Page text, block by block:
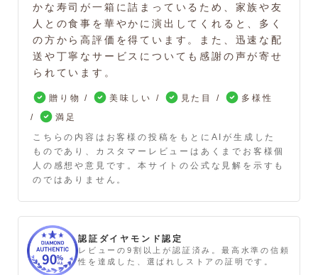
かな寿司が一箱に詰まっているため、家族や友
人との食事を華やかに演出してくれると、多く
の方から高評価を得ています。また、迅速な配
送や丁寧なサービスについても感謝の声が寄せ
られています。
贈り物 美味しい 見た目
多様性
満足
こちらの内容はお客様の投稿をもとにAIが生成した
ものであり、カスタマーレビューはあくまでお客様個
人の感想や意見です。本サイトの公式な見解を示すも
のではありません。
認証ダイヤモンド認定
レビューの9割以上が認証済み。最高水準の信頼
性を達成した、選ばれしストアの証明です。